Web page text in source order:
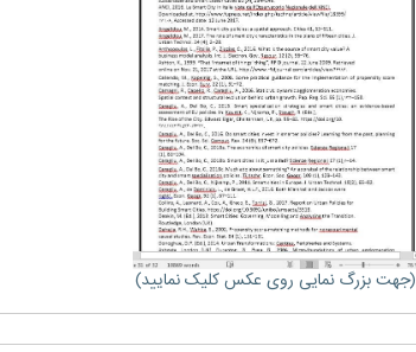
(جهت بزرگ نمایی روی عکس کلیک نمایید)